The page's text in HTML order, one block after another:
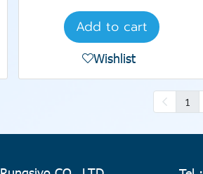
Add to cart
Wishlist
1